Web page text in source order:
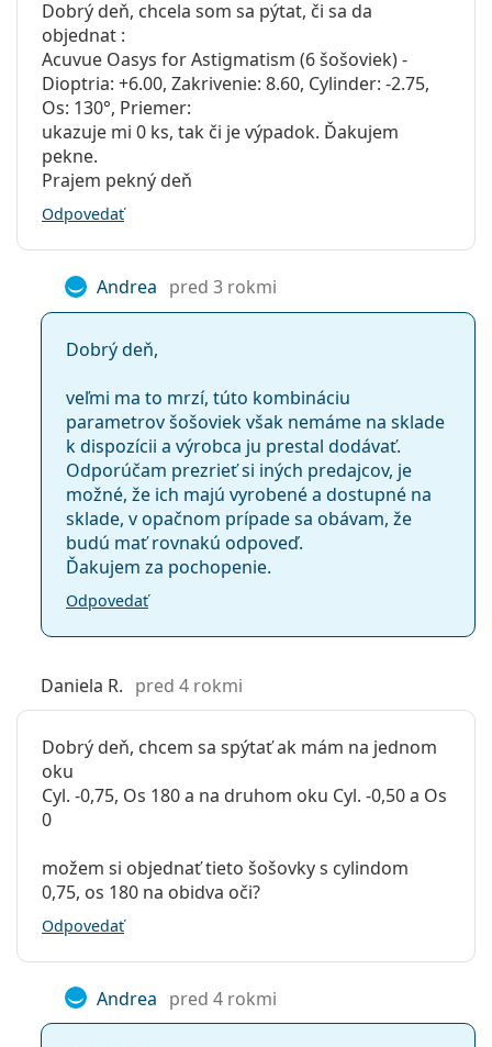
Dobrý deň, chcela som sa pýtat, či sa da
objednat :
Acuvue Oasys for Astigmatism (6 šošoviek) -
Dioptria: +6.00, Zakrivenie: 8.60, Cylinder: -2.75,
Os: 130°, Priemer:
ukazuje mi 0 ks, tak či je výpadok. Ďakujem
pekne.
Prajem pekný deň
Odpovedať
Andrea pred 3 rokmi
Dobrý deň,
veľmi ma to mrzí, túto kombináciu
parametrov šošoviek však nemáme na sklade
k dispozícii a výrobca ju prestal dodávať.
Odporúčam prezrieť si iných predajcov, je
možné, že ich majú vyrobené a dostupné na
sklade, v opačnom prípade sa obávam, že
budú mať rovnakú odpoveď.
Ďakujem za pochopenie.
Odpovedať
Daniela R. pred 4 rokmi
Dobrý deň, chcem sa spýtať ak mám na jednom
oku
Cyl. -0,75, Os 180 a na druhom oku Cyl. -0,50 a Os
0
možem si objednať tieto šošovky s cylindom
0,75, os 180 na obidva oči?
Odpovedať
Andrea pred 4 rokmi